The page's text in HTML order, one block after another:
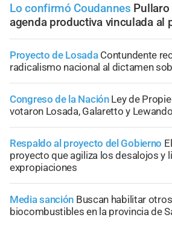
Lo confirmó Coudannes Pullaro
agenda productiva vinculada al
Proyecto de Losada Contundente
radicalismo nacional al dictamen
Congreso de la Nación Ley de
votaron Losada, Galaretto y
Respaldo al proyecto del Gobierno
proyecto que agiliza los desalojos y
expropiaciones
Media sanción Buscan habilitar
biocombustibles en la provincia de